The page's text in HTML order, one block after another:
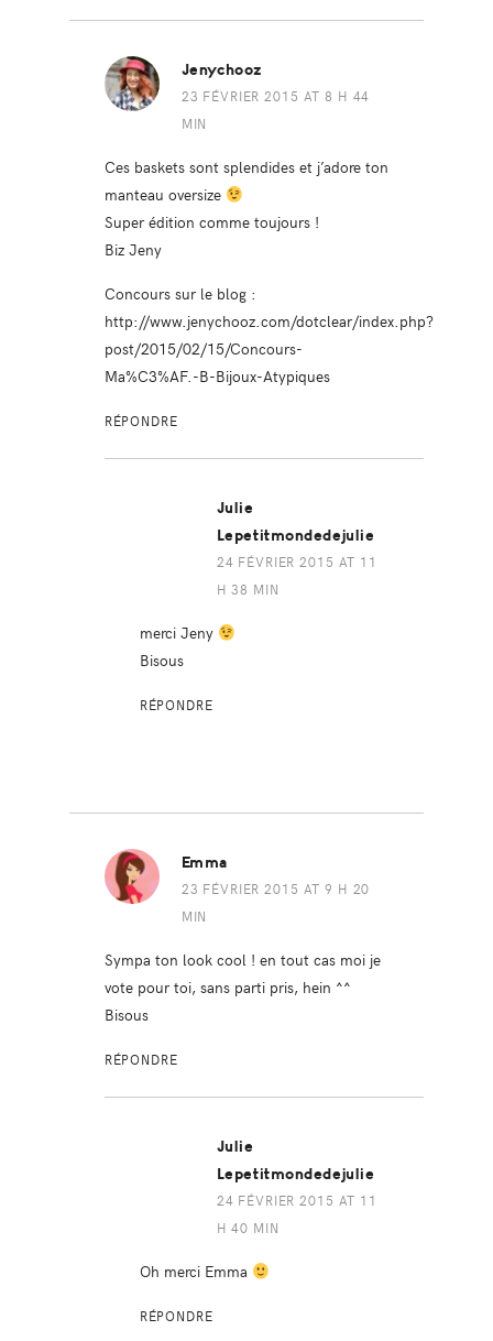
Jenychooz
23 FÉVRIER 2015 AT 8 H 44
MIN
Ces baskets sont splendides et j’adore ton
manteau oversize
Super édition comme toujours !
Biz Jeny
Concours sur le blog :
http://www.jenychooz.com/dotclear/index.php?
post/2015/02/15/Concours-
Ma%C3%AF.-B-Bijoux-Atypiques
RÉPONDRE
Julie
Lepetitmondedejulie
24 FÉVRIER 2015 AT 11
H 38 MIN
merci Jeny
Bisous
RÉPONDRE
Emma
23 FÉVRIER 2015 AT 9 H 20
MIN
Sympa ton look cool ! en tout cas moi je
vote pour toi, sans parti pris, hein ^^
Bisous
RÉPONDRE
Julie
Lepetitmondedejulie
24 FÉVRIER 2015 AT 11
H 40 MIN
Oh merci Emma
RÉPONDRE